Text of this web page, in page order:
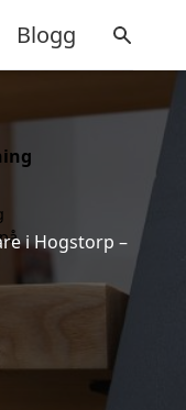
Blogg
i Hogstorp –